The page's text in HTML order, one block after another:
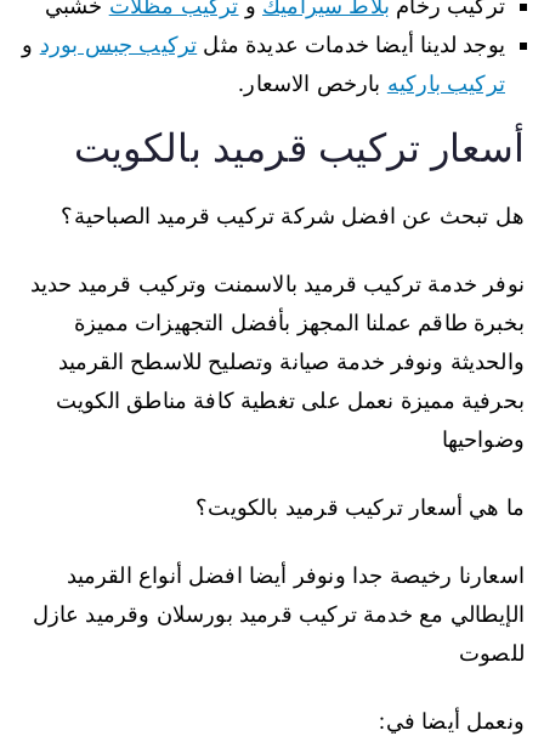
تركيب رخام بلاط سيراميك و تركيب مظلات خشبي
يوجد لدينا أيضا خدمات عديدة مثل تركيب جبس بورد و
تركيب باركيه بارخص الاسعار.
أسعار تركيب قرميد بالكويت
هل تبحث عن افضل شركة تركيب قرميد الصباحية؟
نوفر خدمة تركيب قرميد بالاسمنت وتركيب قرميد حديد
بخبرة طاقم عملنا المجهز بأفضل التجهيزات مميزة
والحديثة ونوفر خدمة صيانة وتصليح للاسطح القرميد
بحرفية مميزة نعمل على تغطية كافة مناطق الكويت
وضواحيها
ما هي أسعار تركيب قرميد بالكويت؟
اسعارنا رخيصة جدا ونوفر أيضا افضل أنواع القرميد
الإيطالي مع خدمة تركيب قرميد بورسلان وقرميد عازل
للصوت
ونعمل أيضا في: